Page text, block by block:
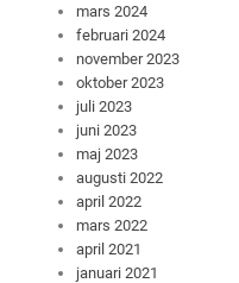
mars 2024
februari 2024
november 2023
oktober 2023
juli 2023
juni 2023
maj 2023
augusti 2022
april 2022
mars 2022
april 2021
januari 2021